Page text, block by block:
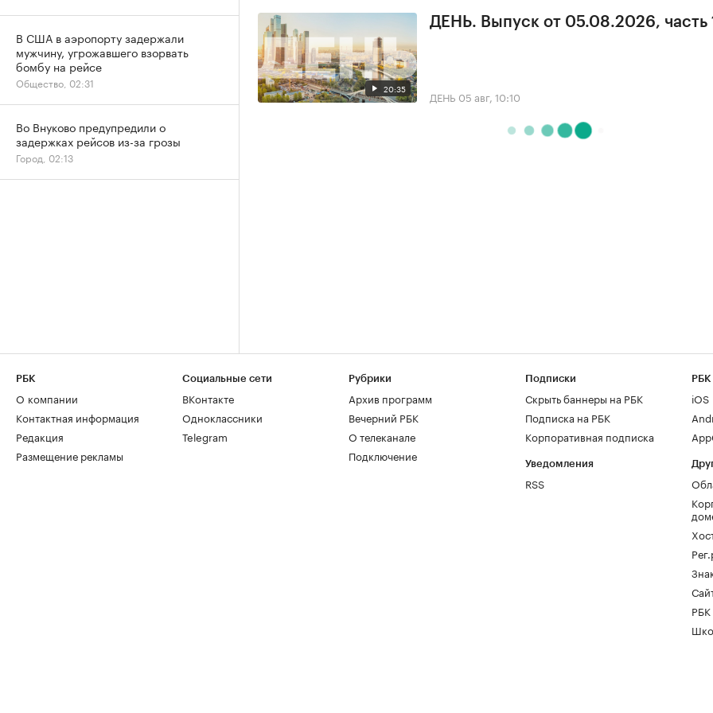
20:35
ДЕНЬ. Выпуск от 05.08.2026, часть
ДЕНЬ 05 авг, 10:10
В США в аэропорту задержали
мужчину, угрожавшего взорвать
бомбу на рейсе
Общество, 02:31
Во Внуково предупредили о
задержках рейсов из-за грозы
Город, 02:13
РБК
О компании
Контактная информация
Редакция
Размещение рекламы
Социальные сети
ВКонтакте
Одноклассники
Telegram
Рубрики
Архив программ
Вечерний РБК
О телеканале
Подключение
Подписки
Скрыть баннеры на РБК
Подписка на РБК
Корпоративная подписка
Уведомления
RSS
РБК
iOS